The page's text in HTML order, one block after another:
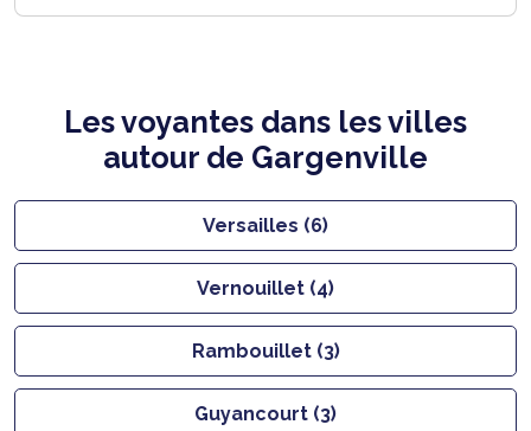
Les voyantes dans les villes
autour de Gargenville
Versailles (6)
Vernouillet (4)
Rambouillet (3)
Guyancourt (3)